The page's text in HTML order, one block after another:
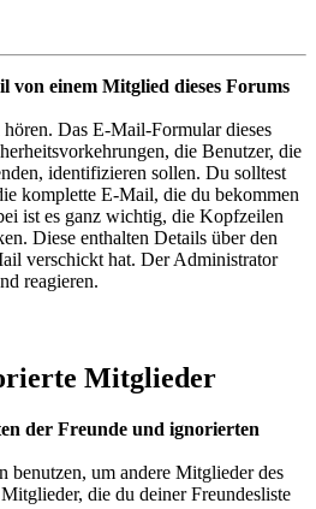
von einem Mitglied dieses Forums
Das E-Mail-Formular dieses
die Benutzer, die
identifizieren sollen. Du solltest
komplette E-Mail, die du bekommen
ist es ganz wichtig, die Kopfzeilen
Diese enthalten Details über den
verschickt hat. Der Administrator
reagieren.
Mitglieder
der Freunde und ignorierten
benutzen, um andere Mitglieder des
die du deiner Freundesliste